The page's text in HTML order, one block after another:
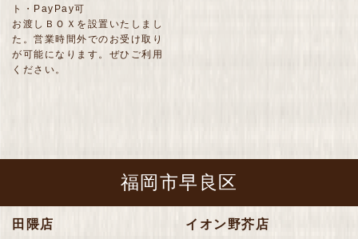
ト・PayPay可
お渡しＢＯＸを設置いたしまし
た。営業時間外でのお受け取り
が可能になります。ぜひご利用
ください。
福岡市早良区
田隈店 イオン野芥店